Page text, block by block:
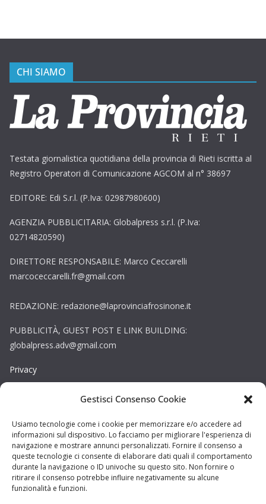
Gestisci Consenso Cookie
Usiamo tecnologie come i cookie per memorizzare e/o accedere ad
informazioni sul dispositivo. Lo facciamo per migliorare l'esperienza di
navigazione e mostrare annunci personalizzati. Fornire il consenso a
queste tecnologie ci consente di elaborare dati quali il comportamento
durante la navigazione o ID univoche su questo sito. Non fornire o
ritirare il consenso potrebbe influire negativamente su alcune
funzionalità e funzioni.
CHI SIAMO
Testata giornalistica quotidiana della provincia di Rieti iscritta al
Registro Operatori di Comunicazione AGCOM al n° 38697
EDITORE: Edi S.r.l. (P.Iva: 02987980600)
AGENZIA PUBBLICITARIA: Globalpress s.r.l. (P.Iva:
02714820590)
DIRETTORE RESPONSABILE: Marco Ceccarelli
marcoceccarelli.fr@gmail.com
REDAZIONE: redazione@laprovinciafrosinone.it
PUBBLICITÀ, GUEST POST E LINK BUILDING:
globalpress.adv@gmail.com
Privacy
Copyright © La Provincia Rieti. Tutti i diritti riservati.
Sito web creato daDAG STUDIO